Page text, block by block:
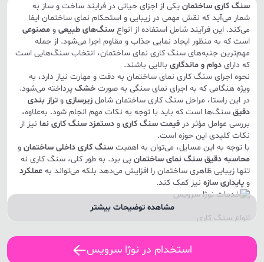
سنگ کاری ساختمان یکی از اجزای حیاتی در فرایند ساخت و ساز به
شمار می‌آید که نقش مهمی در زیبایی و استحکام نمای ساختمان ایفا
می‌کند. این فرآیند شامل استفاده از انواع سنگ‌های طبیعی و مصنوعی
است که به منظور ایجاد نمایی جذاب و مقاوم اجرا می‌شود. از جمله
مهم‌ترین جنبه‌های سنگ کاری نمای ساختمان، انتخاب سنگ‌هایی است
که دارای دوام و ماندگاری بالایی باشند.
نحوه اجرای سنگ کاری نمای ساختمان به دقت و مهارت نیاز دارد، به
ویژه هنگامی که به اجرای نمای سنگی به صورت خشک پرداخته می‌شود.
در این راستا، مراحل سنگ کاری ساختمان شامل زیرسازی و تراز بندی
دقیق سنگ‌ها است که باید با توجه به نکات مهم انجام شود. به‌علاوه،
بررسی عوامل مؤثر در قیمت سنگ کاری و دستمزد سنگ کاری نما نیز از
نکات کلیدی این حوزه است.
با توجه به این مسایل، می‌توان به اهمیت سنگ کاری داخلی ساختمان و
محاسبه دقیق سنگ نمای ساختمان پی برد. به طور کلی، سنگ کاری نه
تنها زیبایی ظاهری ساختمان را افزایش می‌دهد بلکه می‌تواند به عملکرد
و پایداری سازه نیز کمک کند.
انواع سنگ کاری
این فرآیند به دو دسته اصلی تقسیم می‌شود:
مشاهده توضیحات بیشتر
استخدام در نوژا سرویس